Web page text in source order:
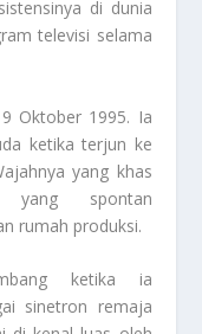
di dunia
televisi selama
Oktober 1995. Ia
ketika terjun ke
yang khas
yang spontan
rumah produksi.
ketika ia
sinetron remaja